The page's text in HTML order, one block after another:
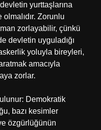
yurttaşlarına
Zorunlu
zorlayabilir, çünkü
devletin uyguladığı
yoluyla bireyleri,
amacıyla
zorlar.
Demokratik
bazı kesimler
özgürlüğünün